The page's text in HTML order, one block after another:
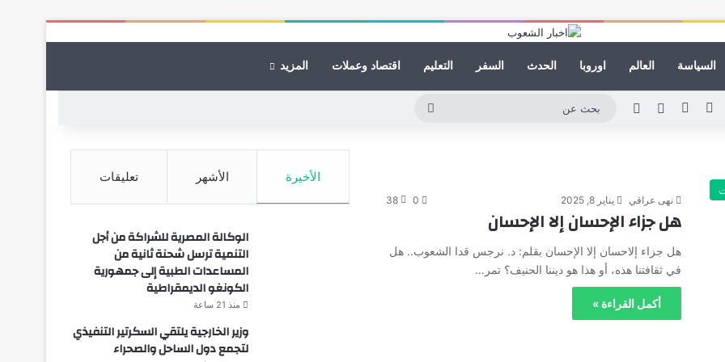
السياسة العالم اوروبا الحدث السفر التعليم اقتصاد وعملات المزيد
لينكدإنيوتيوب انستقراممقال عشوائي
الوضع المظلم
نهى عراقي يناير 8, 2025 0
38
هل جزاء الإحسان إلا الإحسان
هل جزاء إلاحسان إلا الإحسان بقلم: د. نرجس قدا الشعوب.. هل
في ثقافتنا هذه، أو هذا هو ديننا الحنيف؟ تمر…
أكمل القراءة »
الأخيرة الأشهر تعليقات
الوكالة المصرية للشراكة من أجل
التنمية ترسل شحنة ثانية من
المساعدات الطبية إلى جمهورية
الكونغو الديمقراطية
منذ 21 ساعة
وزير الخارجية يلتقي السكرتير التنفيذي
لتجمع دول الساحل والصحراء